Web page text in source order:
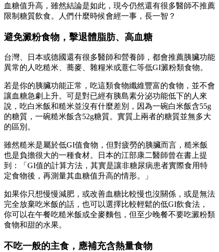
血糖值升高，雖然結論是如此，現今仍然還有很多醫師不推薦
限制糖質飲食。人們什麼時候會經一事，長一智？
避免澱粉食物，擊退體脂肪、高血糖
台灣、日本或德國還有很多醫師和營養師，都會推薦胰臟功能
異常的人吃糙米、蕎麥、雜糧米或薏仁等低GI澱粉類食物。
若是你的胰臟功能正常，吃這類食物纖維豐富的食物，並不會
讓血糖急劇上升。可是對已經有胰島素分泌功能低下的人來
說，吃白米飯和糙米並沒有什麼差別，因為一碗白米飯含55g
的糖質，一碗糙米飯含52g糖質。實質上兩者的糖質並無多大
的區別。
雖然糙米是屬於低GI值食物，但對疲勞的胰臟而言，糙米飯
也是負擔很大的一種食材。日本的江部康二醫師曾在書上提
到：「GI值的計算方法，其實是讓非糖尿病患者實際食用特
定食物後，再測量其血糖值升高的情形。」
如果你只想慢慢減肥，或改善血糖比較慢也沒關係，或是無法
完全放棄吃米飯的話，也可以選擇比較輕鬆的低GI飲食法，
你可以在午餐吃糙米飯或全麥麵包，但至少晚餐不要吃澱粉類
食物和甜的水果。
不吃一般的主食，應補充含熱量食物